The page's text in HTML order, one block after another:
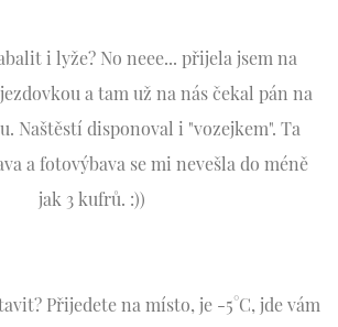
i lyže? No neee... přijela jsem na
a tam už na nás čekal pán na
Naštěstí disponoval i "vozejkem". Ta
a fotovýbava se mi nevešla do méně
jak 3 kufrů. :))
Přijedete na místo, je -5°C, jde vám